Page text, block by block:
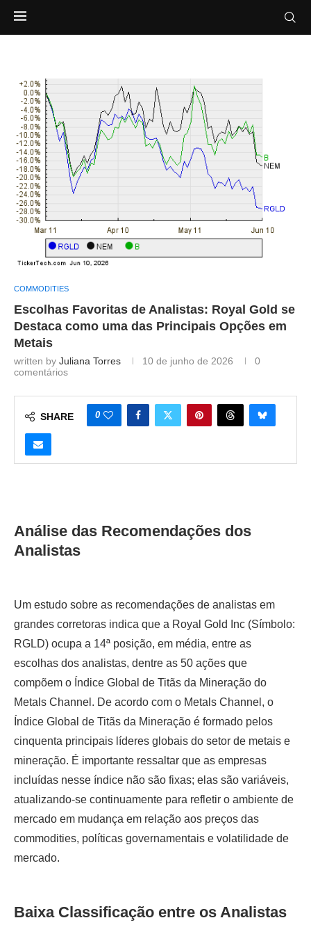
COMMODITIES
Escolhas Favoritas de Analistas: Royal Gold se
Destaca como uma das Principais Opções em
Metais
written by Juliana Torres 10 de junho de 2026
0
comentários
SHARE 0
Análise das Recomendações dos
Analistas
Um estudo sobre as recomendações de analistas em
grandes corretoras indica que a Royal Gold Inc (Símbolo:
RGLD) ocupa a 14ª posição, em média, entre as
escolhas dos analistas, dentre as 50 ações que
compõem o Índice Global de Titãs da Mineração do
Metals Channel. De acordo com o Metals Channel, o
Índice Global de Titãs da Mineração é formado pelos
cinquenta principais líderes globais do setor de metais e
mineração. É importante ressaltar que as empresas
incluídas nesse índice não são fixas; elas são variáveis,
atualizando-se continuamente para refletir o ambiente de
mercado em mudança em relação aos preços das
commodities, políticas governamentais e volatilidade de
mercado.
Baixa Classificação entre os Analistas